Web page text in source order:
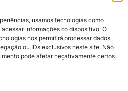
usamos tecnologias como
informações do dispositivo. O
nos permitirá processar dados
ou IDs exclusivos neste site. Não
pode afetar negativamente certos